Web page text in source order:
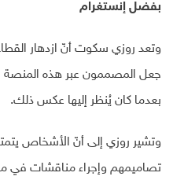
بفضل إنستغرام
وتعد روزي سكوت أنّ ازدهار
جعل المصممون عبر هذه المنصة
بعدما كان يُنظر إليها عكس ذلك.
وتشير روزي إلى أنّ الأشخاص
تصاميمهم وإجراء مناقشات في